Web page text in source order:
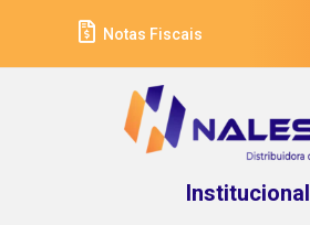
Notas Fiscais
Institucional